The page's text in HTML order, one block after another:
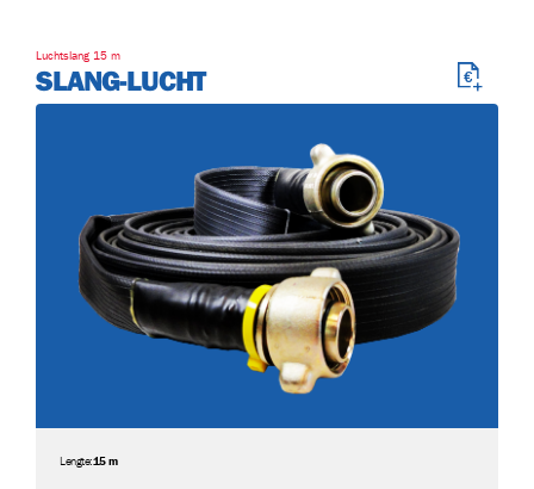
Luchtslang 15 m
SLANG-LUCHT
Lengte:15 m